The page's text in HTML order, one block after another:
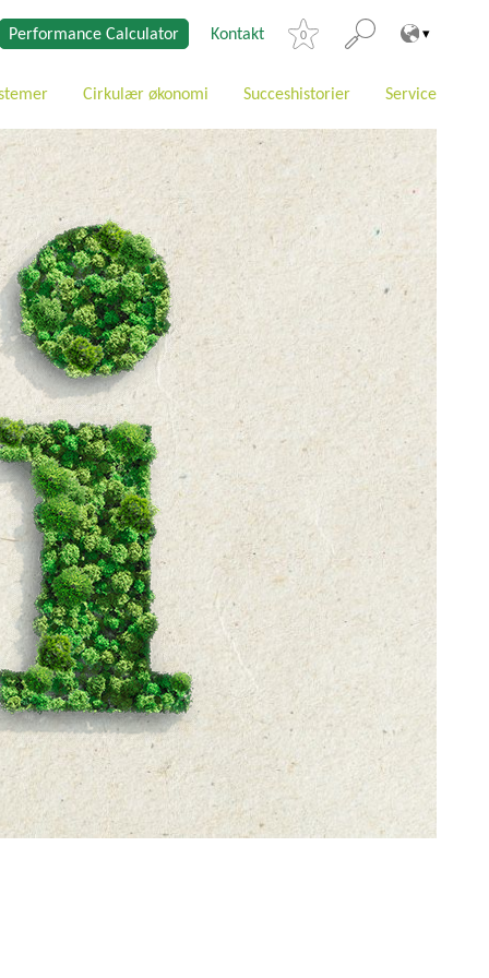
Performance Calculator Kontakt 0
Cirkulær økonomi Succeshistorier Service